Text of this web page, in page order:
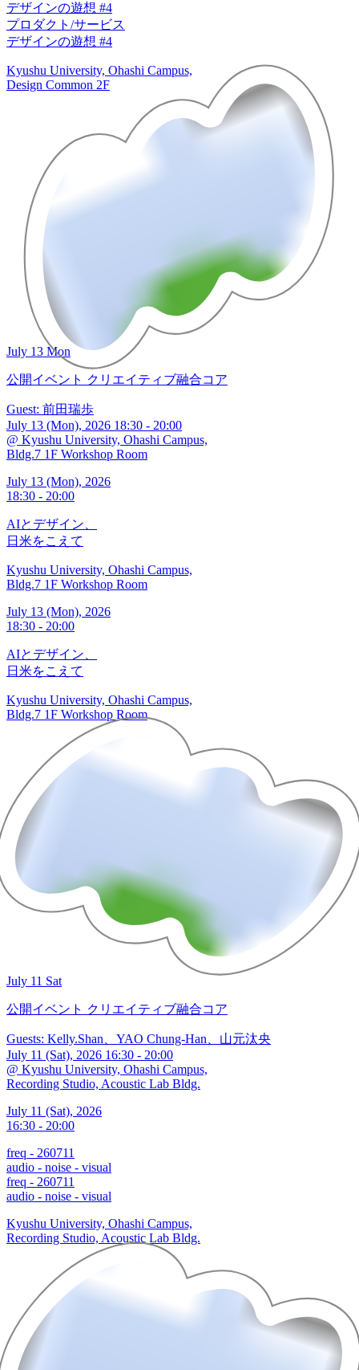
デザインの遊想 #4
プロダクト/サービス
デザインの遊想 #4
Kyushu University, Ohashi Campus,
Design Common 2F
July 13 Mon
公開イベント クリエイティブ融合コア
Guest: 前田瑞歩
July 13 (Mon), 2026 18:30 - 20:00
@ Kyushu University, Ohashi Campus,
Bldg.7 1F Workshop Room
July 13 (Mon), 2026
18:30 - 20:00
AIとデザイン、
日米をこえて
Kyushu University, Ohashi Campus,
Bldg.7 1F Workshop Room
July 13 (Mon), 2026
18:30 - 20:00
AIとデザイン、
日米をこえて
Kyushu University, Ohashi Campus,
Bldg.7 1F Workshop Room
July 11 Sat
公開イベント クリエイティブ融合コア
Guests: Kelly.Shan、YAO Chung-Han、山元汰央
July 11 (Sat), 2026 16:30 - 20:00
@ Kyushu University, Ohashi Campus,
Recording Studio, Acoustic Lab Bldg.
July 11 (Sat), 2026
16:30 - 20:00
freq - 260711
audio - noise - visual
freq - 260711
audio - noise - visual
Kyushu University, Ohashi Campus,
Recording Studio, Acoustic Lab Bldg.